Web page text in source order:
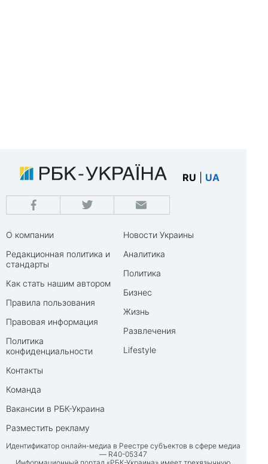
RU UA
О компании
Редакционная политика и
стандарты
Как стать нашим автором
Правила пользования
Правовая информация
Политика
конфиденциальности
Контакты
Команда
Вакансии в РБК-Украина
Разместить рекламу
Новости Украины
Аналитика
Политика
Бизнес
Жизнь
Развлечения
Lifestyle
Идентификатор онлайн-медиа в Реестре субъектов в сфере медиа
— R40-05347